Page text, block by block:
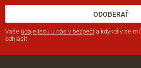
ODOBERAŤ
Vaše údaje jsou u nás v bezpečí a kdykoliv se
odhlásit.